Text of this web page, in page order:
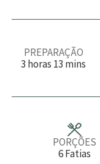
PREPARAÇÃO
3 h
a
horas 13 m
u
mins
PORÇÕES
6Fatias